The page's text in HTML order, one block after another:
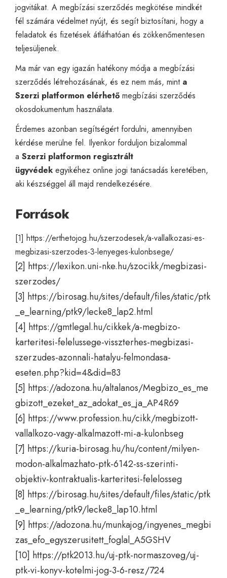
jogvitákat. A megbízási szerződés megkötése mindkét
fél számára védelmet nyújt, és segít biztosítani, hogy a
feladatok és fizetések átláthatóan és zökkenőmentesen
teljesüljenek.
Ma már van egy igazán hatékony módja a megbízási
szerződés létrehozásának, és ez nem más, mint a
Szerzi platformon elérhető megbízási szerződés
okosdokumentum használata.
Érdemes azonban segítségért fordulni, amennyiben
kérdése merülne fel. Ilyenkor forduljon bizalommal
a Szerzi platformon regisztrált
ügyvédek egyikéhez online jogi tanácsadás keretében,
aki készséggel áll majd rendelkezésére.
Források
[1] https://erthetojog.hu/szerzodesek/a-vallalkozasi-es-
megbizasi-szerzodes-3-lenyeges-kulonbsege/
[2] https://lexikon.uni-nke.hu/szocikk/megbizasi-
szerzodes/
[3] https://birosag.hu/sites/default/files/static/ptk
_e_learning/ptk9/lecke8_lap2.html
[4] https://gmtlegal.hu/cikkek/a-megbizo-
karteritesi-felelussege-visszterhes-megbizasi-
szerzudes-azonnali-hatalyu-felmondasa-
eseten.php?kid=4&did=83
[5] https://adozona.hu/altalanos/Megbizo_es_me
gbizott_ezeket_az_adokat_es_ja_AP4R69
[6] https://www.profession.hu/cikk/megbizott-
vallalkozo-vagy-alkalmazott-mi-a-kulonbseg
[7] https://kuria-birosag.hu/hu/content/milyen-
modon-alkalmazhato-ptk-6142-ss-szerinti-
objektiv-kontraktualis-karteritesi-felelosseg
[8] https://birosag.hu/sites/default/files/static/ptk
_e_learning/ptk9/lecke8_lap10.html
[9] https://adozona.hu/munkajog/ingyenes_megbi
zas_efo_egyszerusitett_foglal_A5GSHV
[10] https://ptk2013.hu/uj-ptk-normaszoveg/uj-
ptk-vi-konyv-kotelmi-jog-3-6-resz/724